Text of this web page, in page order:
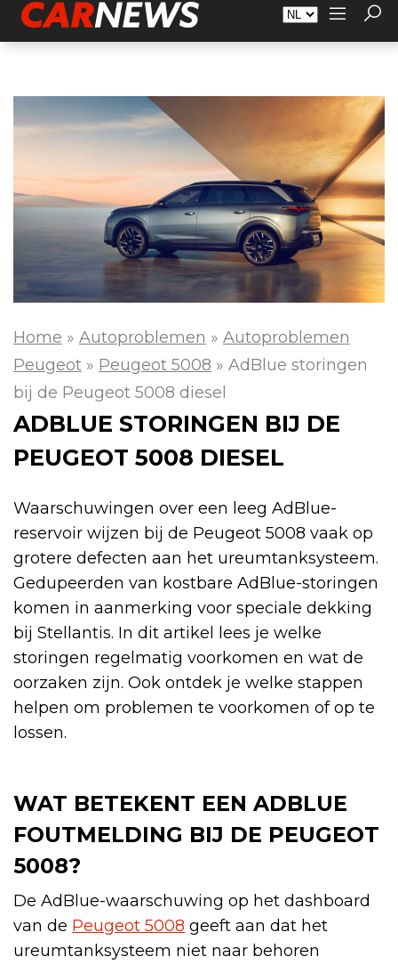
Adverteren Over Carnews.nl Contact
Home » Autoproblemen » Autoproblemen
Peugeot » Peugeot 5008 » AdBlue storingen
bij de Peugeot 5008 diesel
ADBLUE STORINGEN BIJ DE
PEUGEOT 5008 DIESEL
Waarschuwingen over een leeg AdBlue-
reservoir wijzen bij de Peugeot 5008 vaak op
grotere defecten aan het ureumtanksysteem.
Gedupeerden van kostbare AdBlue-storingen
komen in aanmerking voor speciale dekking
bij Stellantis. In dit artikel lees je welke
storingen regelmatig voorkomen en wat de
oorzaken zijn. Ook ontdek je welke stappen
helpen om problemen te voorkomen of op te
lossen.
WAT BETEKENT EEN ADBLUE
FOUTMELDING BIJ DE PEUGEOT
5008?
De AdBlue-waarschuwing op het dashboard
van de Peugeot 5008 geeft aan dat het
ureumtanksysteem niet naar behoren